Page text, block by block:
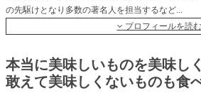
の先駆けとなり多数の著名人を担当するなど...
プロフィールを読む
本当に美味しいものを美味し
敢えて美味しくないものも食